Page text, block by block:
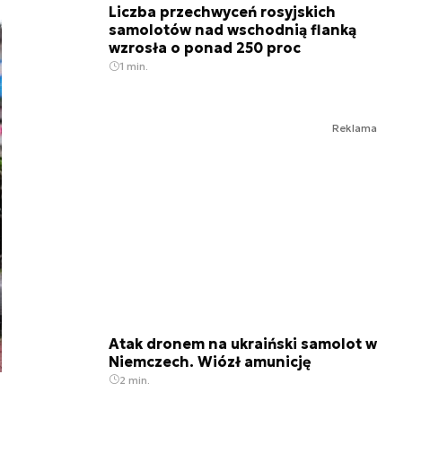
Liczba przechwyceń rosyjskich
samolotów nad wschodnią flanką
wzrosła o ponad 250 proc
1 min.
Reklama
Atak dronem na ukraiński samolot w
Niemczech. Wiózł amunicję
2 min.